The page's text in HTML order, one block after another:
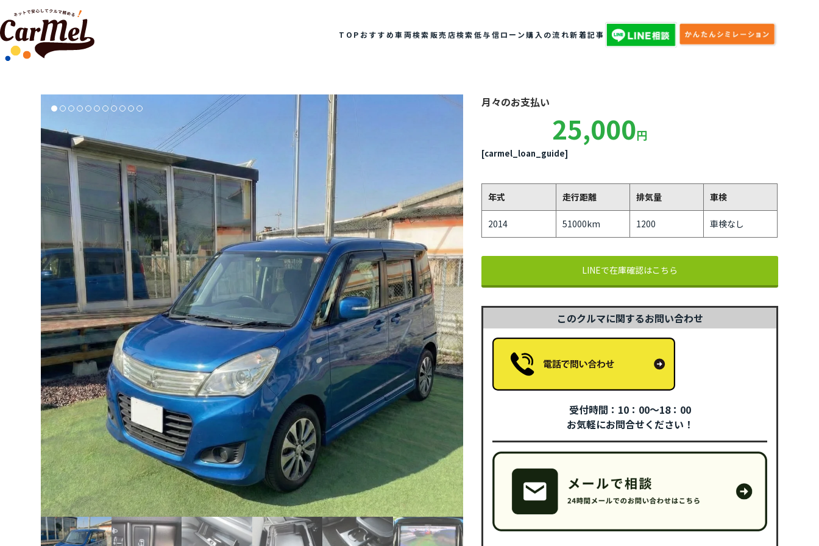
TOP おすすめ車両検索 販売店検索低与信ローン購入の流れ新着記事
月々のお支払い
25,000円
[carmel_loan_guide]
年式 走行距離 排気量 車検
2014 51000km 1200 車検なし
LINEで在庫確認はこちら
このクルマに関するお問い合わせ
受付時間：10：00～18：00
お気軽にお問合せください！